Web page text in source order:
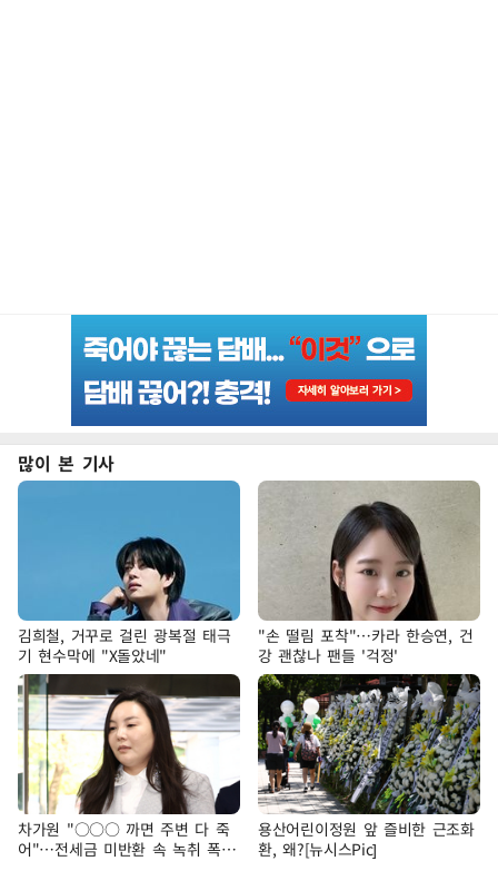
많이 본 기사
김희철, 거꾸로 걸린 광복절 태극
기 현수막에 "X돌았네"
"손 떨림 포착"…카라 한승연, 건
강 괜찮나 팬들 '걱정'
차가원 "○○○ 까면 주변 다 죽
어"…전세금 미반환 속 녹취 폭로
용산어린이정원 앞 즐비한 근조화
환, 왜?[뉴시스Pic]